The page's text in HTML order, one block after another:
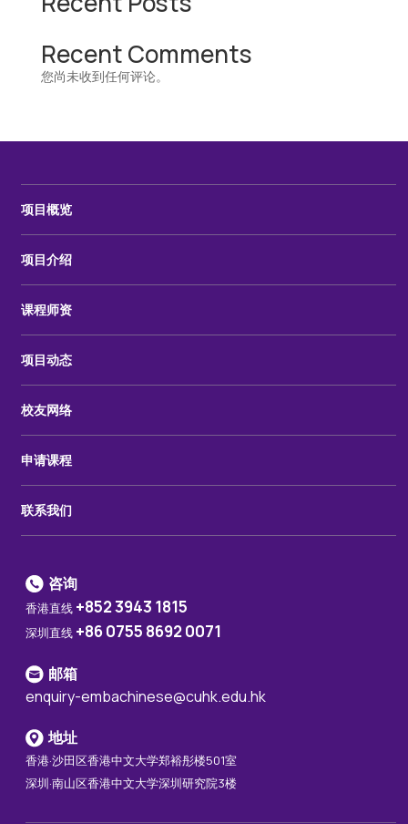
Recent Comments
您尚未收到任何评论。
项目概览
项目介绍
课程师资
项目动态
校友网络
申请课程
联系我们
咨询
香港直线 +852 3943 1815
深圳直线 +86 0755 8692 0071
邮箱
enquiry-embachinese@cuhk.edu.hk
地址
香港·沙田区香港中文大学郑裕彤楼501室
深圳·南山区香港中文大学深圳研究院3楼